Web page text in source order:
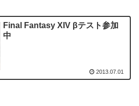
Final Fantasy XIV βテスト参加
中
2013.07.01